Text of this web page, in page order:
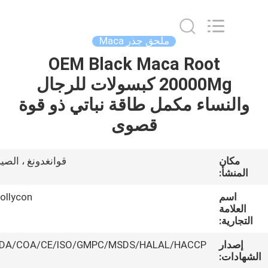
المنتجات
فيديو
حول
جولة
ملحق جذر Maca
OEM Black Maca Root
20000Mg كبسولات للرجال
والنساء مكمل طاقة نباتي ذو قوة
قصوى
مكان
المنشأ:
قوانغدونغ ، الصين
اسم
العلامة
التجارية:
Hollycon
إصدار
FDA/COA/CE/ISO/GMPC/MSDS/HALAL/HACCP